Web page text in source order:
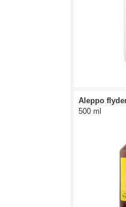
Aleppo
500 ml